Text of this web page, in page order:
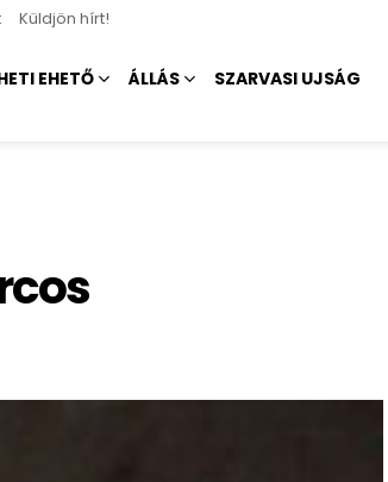
Küldjön hírt!
EHETŐ ÁLLÁS SZARVASI UJSÁG